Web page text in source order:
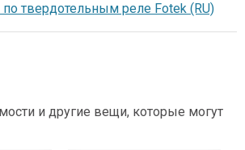
твердотельным реле Fotek (RU)
и другие вещи, которые могут